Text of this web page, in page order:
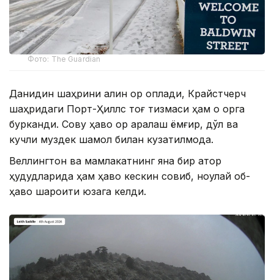
Фото: The Guardian
Данидин шаҳрини қалин қор қоплади, Крайстчерч
шаҳридаги Порт-Ҳиллс тоғ тизмаси ҳам оқ қорга
бурканди. Совуқ ҳаво қор аралаш ёмғир, дўл ва
кучли муздек шамол билан кузатилмоқда.
Веллингтон ва мамлакатнинг яна бир қатор
ҳудудларида ҳам ҳаво кескин совиб, ноқулай об-
ҳаво шароити юзага келди.